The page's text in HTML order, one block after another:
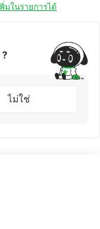
มในรายการได้
?
ไม่ใช่